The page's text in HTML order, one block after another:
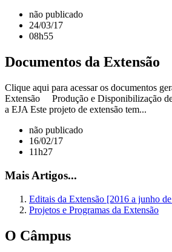
não publicado
24/03/17
08h55
Documentos da Extensão
Clique aqui para acessar os documentos
Extensão Produção e Disponibilização
a EJA Este projeto de extensão tem...
não publicado
16/02/17
11h27
Mais Artigos...
Editais da Extensão [2016 a junho
Projetos e Programas da Extensão
O Câmpus